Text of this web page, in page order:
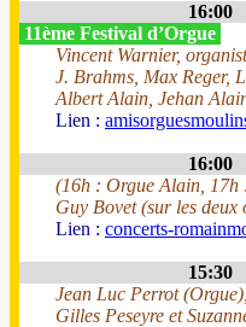
16:00
11ème Festival d’Orgue
Vincent Warnier,
J. Brahms, Max Reger,
Albert Alain, Jehan
Lien :
16:00
(16h : Orgue Alain, 17h
Guy Bovet (sur les deux
Lien : concerts-
15:30
Jean Luc Perrot (Orgue),
Gilles Peseyre et